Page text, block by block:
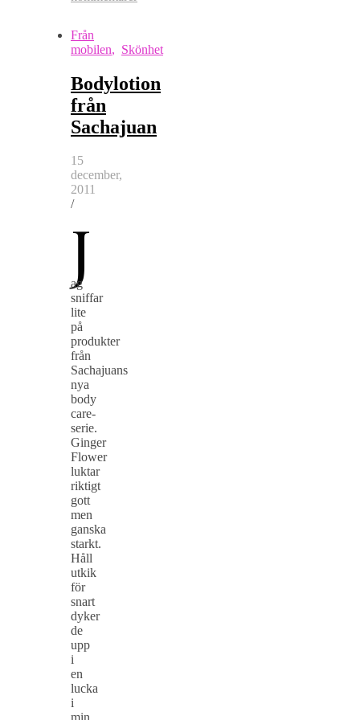
Från
mobilen, Skönhet
Bodylotion
från
Sachajuan
15
december,
2011
/
J
ag
sniffar
lite
på
produkter
från
Sachajuans
nya
body
care-
serie.
Ginger
Flower
luktar
riktigt
gott
men
ganska
starkt.
Håll
utkik
för
snart
dyker
de
upp
i
en
lucka
i